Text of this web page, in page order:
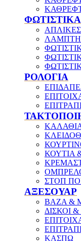
ΦΩΤΙΣΤΙΚΑ
ΑΠΛΙΚΕΣ
ΡΟΛΟΓΙΑ
ΚΟΥΤΙΑ
ΣΤΟΠ
ΑΞΕΣΟΥΑΡ
ΒΑΖΑ &
ΔΙΣΚΟΙ
ΚΑΣΠΩ